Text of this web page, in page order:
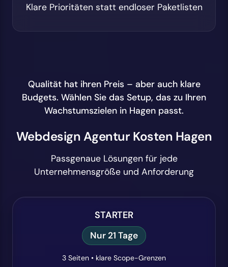
Klare Prioritäten statt endloser Paketlisten
Qualität hat ihren Preis – aber auch klare
Budgets. Wählen Sie das Setup, das zu Ihren
Wachstumszielen in Hagen passt.
Webdesign Agentur Kosten Hagen
Passgenaue Lösungen für jede
Unternehmensgröße und Anforderung
STARTER
Nur 21 Tage
3 Seiten • klare Scope-Grenzen